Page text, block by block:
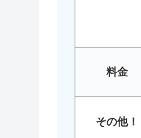
料金
その他！